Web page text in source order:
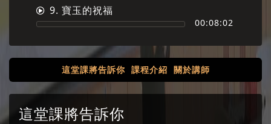
9. 寶玉的祝福
00:08:02
這堂課將告訴你 課程介紹 關於講師
這堂課將告訴你